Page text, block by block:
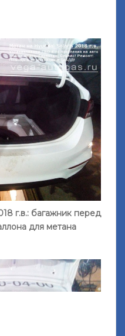
г.в.: багажник перед
для метана